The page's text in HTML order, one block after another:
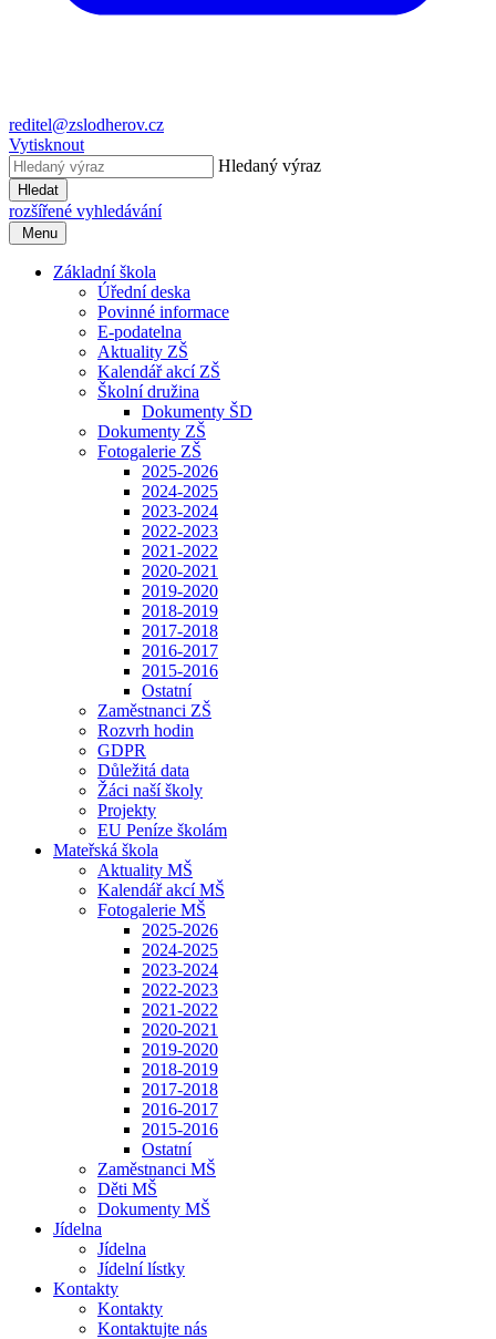
reditel@zslodherov.cz
Vytisknout
Hledaný výraz
Hledat
rozšířené vyhledávání
Menu
Základní škola
Úřední deska
Povinné informace
E-podatelna
Aktuality ZŠ
Kalendář akcí ZŠ
Školní družina
Dokumenty ŠD
Dokumenty ZŠ
Fotogalerie ZŠ
2025-2026
2024-2025
2023-2024
2022-2023
2021-2022
2020-2021
2019-2020
2018-2019
2017-2018
2016-2017
2015-2016
Ostatní
Zaměstnanci ZŠ
Rozvrh hodin
GDPR
Důležitá data
Žáci naší školy
Projekty
EU Peníze školám
Mateřská škola
Aktuality MŠ
Kalendář akcí MŠ
Fotogalerie MŠ
2025-2026
2024-2025
2023-2024
2022-2023
2021-2022
2020-2021
2019-2020
2018-2019
2017-2018
2016-2017
2015-2016
Ostatní
Zaměstnanci MŠ
Děti MŠ
Dokumenty MŠ
Jídelna
Jídelna
Jídelní lístky
Kontakty
Kontakty
Kontaktujte nás